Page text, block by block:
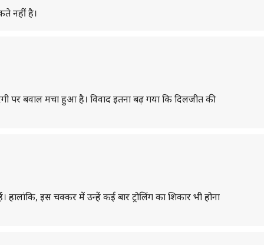
नहीं है।
पर बवाल मचा हुआ है। विवाद इतना बढ़ गया कि दिलजीत की
इस चक्कर में उन्हें कई बार ट्रोलिंग का शिकार भी होना